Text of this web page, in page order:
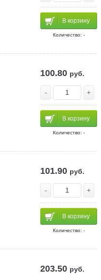
В корзину
Количество: -
100.80 руб.
- +
В корзину
Количество: -
101.90 руб.
- +
В корзину
Количество: -
203.50 руб.